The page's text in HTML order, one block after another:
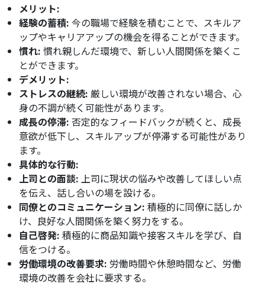
メリット:
経験の蓄積: 今の職場で経験を積むことで、スキルア
ップやキャリアアップの機会を得ることができます。
慣れ: 慣れ親しんだ環境で、新しい人間関係を築くこ
とができます。
デメリット:
ストレスの継続: 厳しい環境が改善されない場合、心
身の不調が続く可能性があります。
成長の停滞: 否定的なフィードバックが続くと、成長
意欲が低下し、スキルアップが停滞する可能性があり
ます。
具体的な行動:
上司との面談: 上司に現状の悩みや改善してほしい点
を伝え、話し合いの場を設ける。
同僚とのコミュニケーション: 積極的に同僚に話しか
け、良好な人間関係を築く努力をする。
自己啓発: 積極的に商品知識や接客スキルを学び、自
信をつける。
労働環境の改善要求: 労働時間や休憩時間など、労働
環境の改善を会社に要求する。